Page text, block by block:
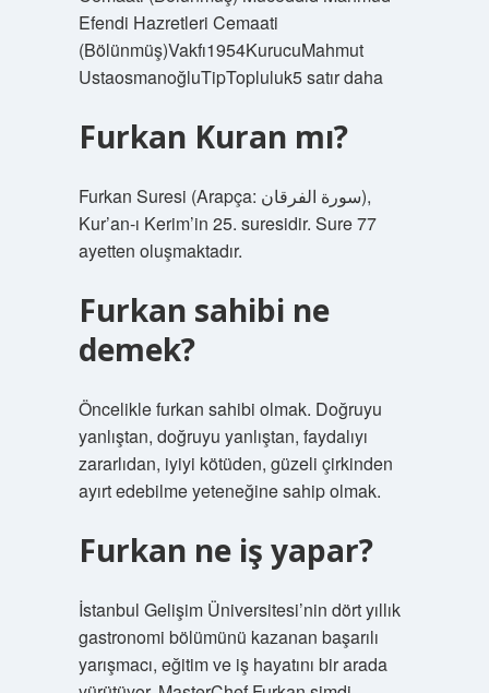
Efendi Hazretleri Cemaati
(Bölünmüş)Vakfı1954KurucuMahmut
UstaosmanoğluTipTopluluk5 satır daha
Furkan Kuran mı?
Furkan Suresi (Arapça: سورة الفرقان),
Kur’an-ı Kerim’in 25. suresidir. Sure 77
ayetten oluşmaktadır.
Furkan sahibi ne
demek?
Öncelikle furkan sahibi olmak. Doğruyu
yanlıştan, doğruyu yanlıştan, faydalıyı
zararlıdan, iyiyi kötüden, güzeli çirkinden
ayırt edebilme yeteneğine sahip olmak.
Furkan ne iş yapar?
İstanbul Gelişim Üniversitesi’nin dört yıllık
gastronomi bölümünü kazanan başarılı
yarışmacı, eğitim ve iş hayatını bir arada